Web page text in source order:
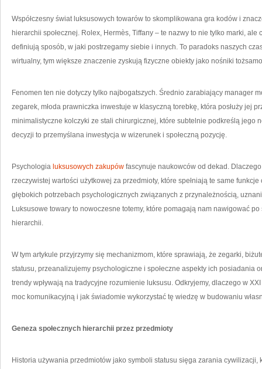
Współczesny świat luksusowych towarów to skomplikowana gra kodów i
hierarchii społecznej. Rolex, Hermès, Tiffany – te nazwy to nie tylko marki,
definiują sposób, w jaki postrzegamy siebie i innych. To paradoks naszych
wirtualny, tym większe znaczenie zyskują fizyczne obiekty jako nośniki
Fenomen ten nie dotyczy tylko najbogatszych. Średnio zarabiający manager
zegarek, młoda prawniczka inwestuje w klasyczną torebkę, która posłuży jej
minimalistyczne kolczyki ze stali chirurgicznej, które subtelnie podkreślą jego
decyzji to przemyślana inwestycja w wizerunek i społeczną pozycję.
Psychologia luksusowych zakupów fascynuje naukowców od dekad.
rzeczywistej wartości użytkowej za przedmioty, które spełniają te same
głębokich potrzebach psychologicznych związanych z przynależnością,
Luksusowe towary to nowoczesne totemy, które pomagają nam nawigować
hierarchii.
W tym artykule przyjrzymy się mechanizmom, które sprawiają, że zegarki,
statusu, przeanalizujemy psychologiczne i społeczne aspekty ich posiadania
trendy wpływają na tradycyjne rozumienie luksusu. Odkryjemy, dlaczego w
moc komunikacyjną i jak świadomie wykorzystać tę wiedzę w budowaniu
Geneza społecznych hierarchii przez przedmioty
Historia używania przedmiotów jako symboli statusu sięga zarania cywilizacji,